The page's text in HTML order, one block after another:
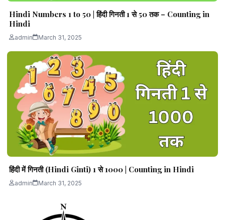
Hindi Numbers 1 to 50 | हिंदी गिनती 1 से 50 तक – Counting in
Hindi
admin March 31, 2025
हिंदी में गिनती (Hindi Ginti) 1 से 1000 | Counting in Hindi
admin March 31, 2025